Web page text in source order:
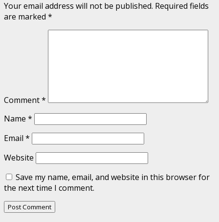
Your email address will not be published. Required fields
are marked *
Comment*
Name *
Email *
Website
Save my name, email, and website in this browser for
the next time I comment.